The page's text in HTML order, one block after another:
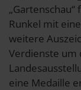
Runkel mit
weitere
Verdienste um
eine Medaille